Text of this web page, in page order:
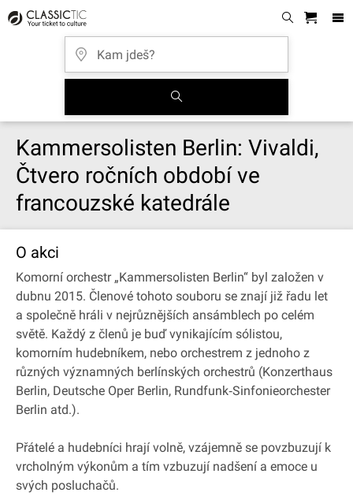
Kammersolisten Berlin: Vivaldi,
Čtvero ročních období ve
francouzské katedrále
O akci
Komorní orchestr „Kammersolisten Berlin“ byl založen v
dubnu 2015. Členové tohoto souboru se znají již řadu let
a společně hráli v nejrůznějších ansámblech po celém
světě. Každý z členů je buď vynikajícím sólistou,
komorním hudebníkem, nebo orchestrem z jednoho z
různých významných berlínských orchestrů (Konzerthaus
Berlin, Deutsche Oper Berlin, Rundfunk‐Sinfonieorchester
Berlin atd.).
Přátelé a hudebníci hrají volně, vzájemně se povzbuzují k
vrcholným výkonům a tím vzbuzují nadšení a emoce u
svých posluchačů.